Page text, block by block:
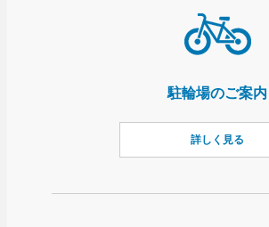
駐輪場のご案内
詳しく見る